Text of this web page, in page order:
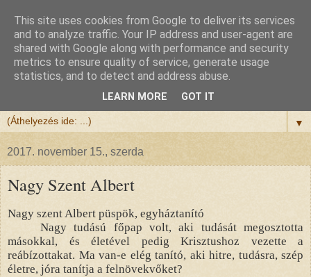
Félix atya
Szeretettel köszöntöm a honlapomra ellátogatót.
▼
2017. november 15., szerda
Nagy Szent Albert
Nagy szent Albert püspök, egyháztanító
Nagy tudású főpap volt, aki tudását megosztotta
másokkal, és életével pedig Krisztushoz vezette a
reábízottakat. Ma van-e elég tanító, aki hitre, tudásra, szép
életre, jóra tanítja a felnövekvőket?
This site uses cookies from Google to deliver its services
and to analyze traffic. Your IP address and user-agent are
shared with Google along with performance and security
metrics to ensure quality of service, generate usage
statistics, and to detect and address abuse.
LEARN MORE GOT IT